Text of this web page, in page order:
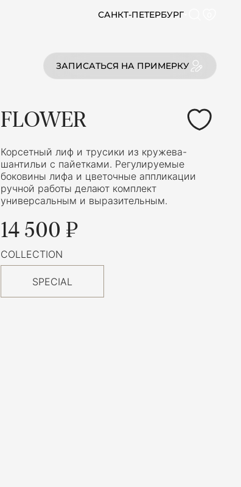
САНКТ-ПЕТЕРБУРГ
ЗАПИСАТЬСЯ НА ПРИМЕРКУ
FLOWER
Корсетный лиф и трусики из кружева-
шантильи с пайетками. Регулируемые
боковины лифа и цветочные аппликации
ручной работы делают комплект
универсальным и выразительным.
14 500 ₽
COLLECTION
SPECIAL